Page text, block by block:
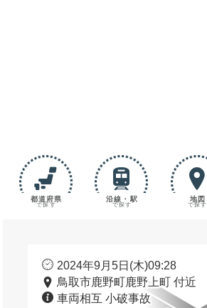
都道府県
で探す
沿線・駅
で探す
地図
で探す
2024年9月5日(木)09:28
鳥取市鹿野町鹿野上町 付近
車両相互 小破事故